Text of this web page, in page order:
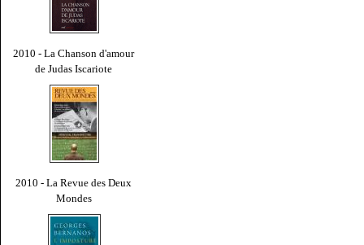
2010 - La Chanson d'amour
de Judas Iscariote
2010 - La Revue des Deux
Mondes